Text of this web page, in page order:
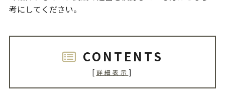
考にしてください。
CONTENTS
[ 詳細表示 ]